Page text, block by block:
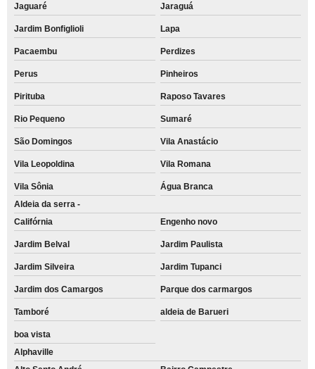
Jaguaré Jaraguá
Jardim Bonfiglioli Lapa
Pacaembu Perdizes
Perus Pinheiros
Pirituba Raposo Tavares
Rio Pequeno Sumaré
São Domingos Vila Anastácio
Vila Leopoldina Vila Romana
Vila Sônia
Água Branca
Aldeia da serra -
Califórnia
Engenho novo
Jardim Belval Jardim Paulista
Jardim Silveira Jardim Tupanci
Jardim dos Camargos Parque dos carmargos
Tamboré aldeia de Barueri
boa vista
Alphaville